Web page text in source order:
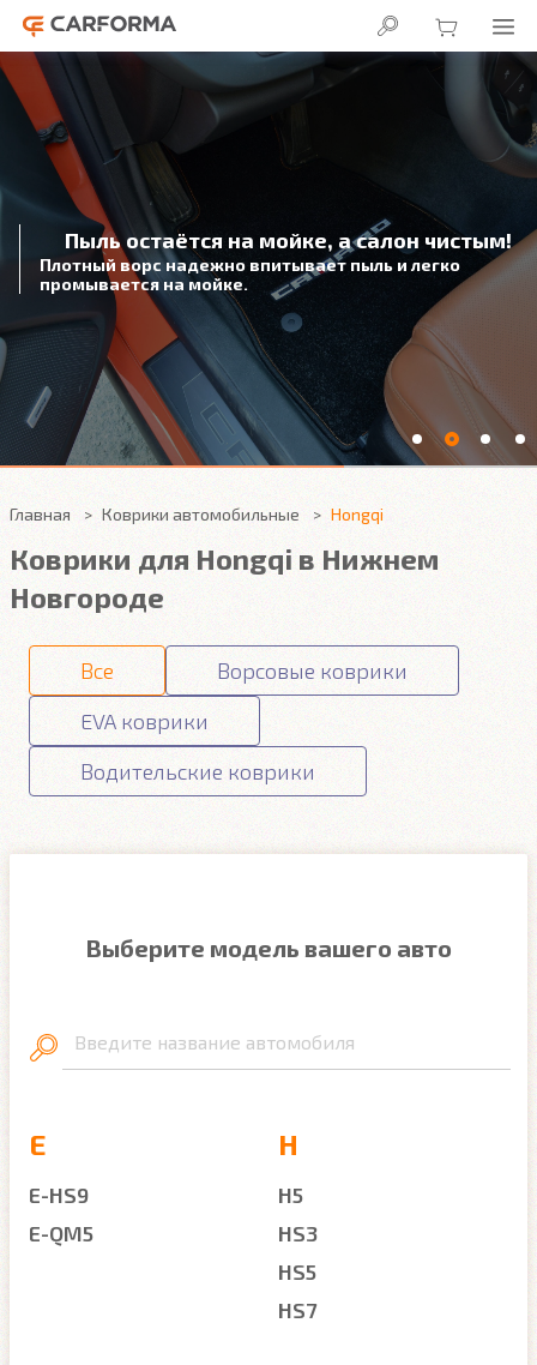
Пыль остаётся на мойке, а салон чистым!
Плотный ворс надежно впитывает пыль и легко
промывается на мойке.
Главная Коврики автомобильные Hongqi
Коврики для Hongqi в Нижнем
Новгороде
Все
Ворсовые коврики
EVA коврики
Водительские коврики
Выберите модель вашего авто
Введите название автомобиля
E
E-HS9
E-QM5
H
H5
HS3
HS5
HS7